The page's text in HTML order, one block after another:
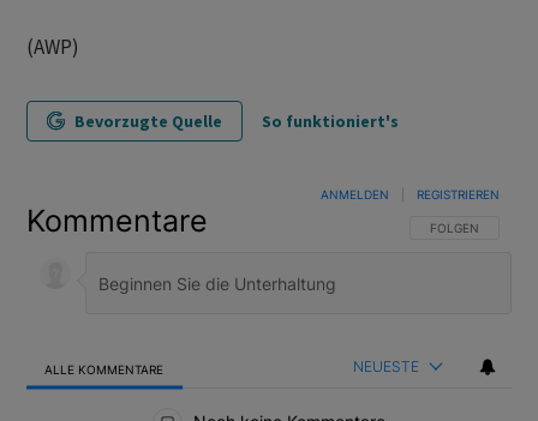
(AWP)
Bevorzugte Quelle So funktioniert's
Kommentare FOLGE DIESER
FOLGEN
ANMELDEN REGISTRIEREN
ALLE KOMMENTARE NEUESTE